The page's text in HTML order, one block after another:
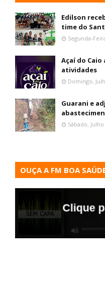
Edilson
time do
Segunda-
Açaí do Caio
atividades
Domingo,
Guarani e
Sábado,
OUÇA A FM BOA